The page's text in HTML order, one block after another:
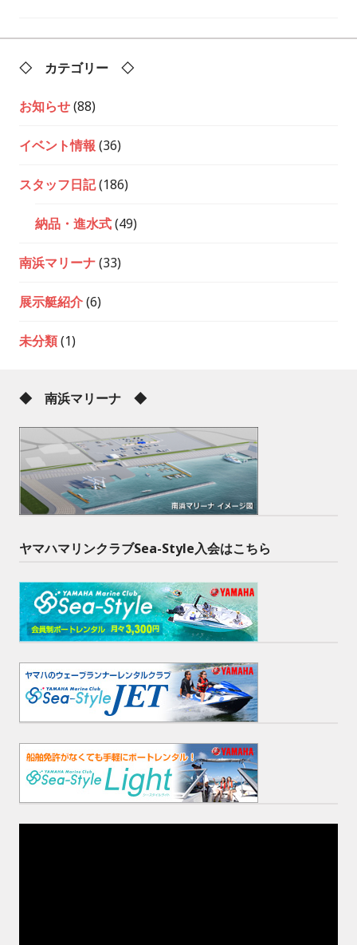
◇ カテゴリー ◇
お知らせ(88)
イベント情報(36)
スタッフ日記(186)
納品・進水式(49)
南浜マリーナ(33)
展示艇紹介(6)
未分類(1)
◆ 南浜マリーナ ◆
ヤマハマリンクラブSea-Style入会はこちら